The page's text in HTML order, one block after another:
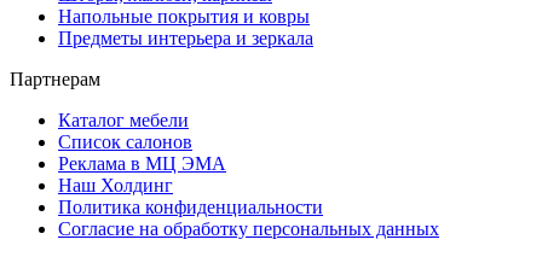
Напольные покрытия и ковры
Предметы интерьера и зеркала
Партнерам
Каталог мебели
Список салонов
Реклама в МЦ ЭМА
Наш Холдинг
Политика конфиденциальности
Согласие на обработку персональных данных